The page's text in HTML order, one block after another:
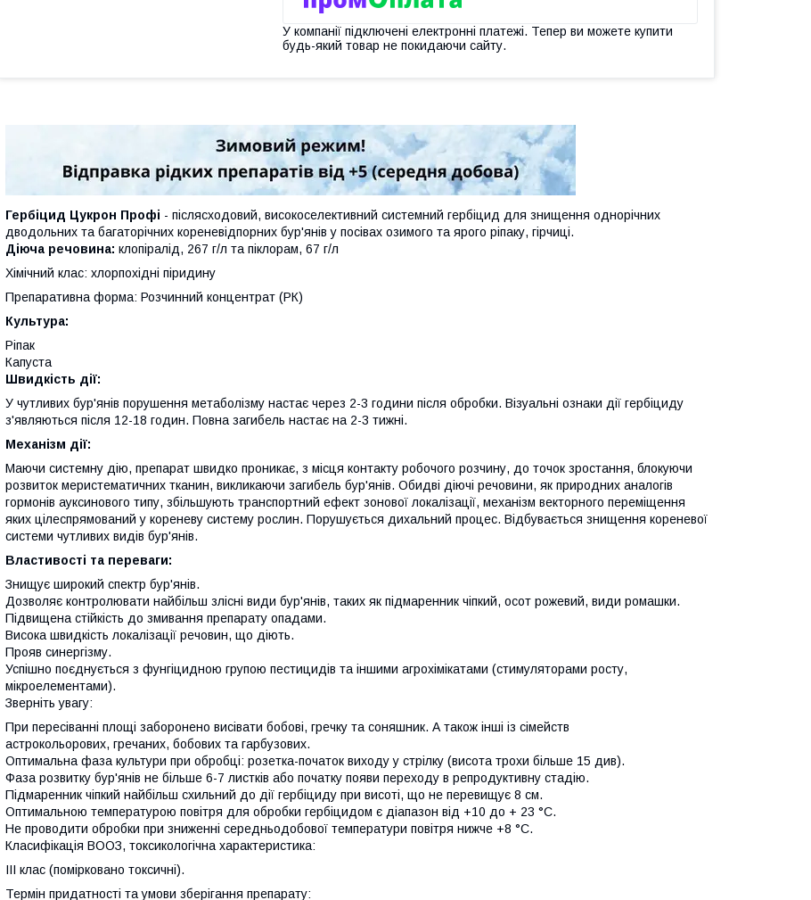
У компанії підключені електронні платежі. Тепер ви можете купити
будь-який товар не покидаючи сайту.
Гербіцид Цукрон Профі - післясходовий, високоселективний системний гербіцид для знищення однорічних
дводольних та багаторічних кореневідпорних бур'янів у посівах озимого та ярого ріпаку, гірчиці.
Діюча речовина: клопіралід, 267 г/л та піклорам, 67 г/л
Хімічний клас: хлорпохідні піридину
Препаративна форма: Розчинний концентрат (РК)
Культура:
Ріпак
Капуста
Швидкість дії:
У чутливих бур'янів порушення метаболізму настає через 2-3 години після обробки. Візуальні ознаки дії гербіциду
з'являються після 12-18 годин. Повна загибель настає на 2-3 тижні.
Механізм дії:
Маючи системну дію, препарат швидко проникає, з місця контакту робочого розчину, до точок зростання, блокуючи
розвиток меристематичних тканин, викликаючи загибель бур'янів. Обидві діючі речовини, як природних аналогів
гормонів ауксинового типу, збільшують транспортний ефект зонової локалізації, механізм векторного переміщення
яких цілеспрямований у кореневу систему рослин. Порушується дихальний процес. Відбувається знищення кореневої
системи чутливих видів бур'янів.
Властивості та переваги:
Знищує широкий спектр бур'янів.
Дозволяє контролювати найбільш злісні види бур'янів, таких як підмаренник чіпкий, осот рожевий, види ромашки.
Підвищена стійкість до змивання препарату опадами.
Висока швидкість локалізації речовин, що діють.
Прояв синергізму.
Успішно поєднується з фунгіцидною групою пестицидів та іншими агрохімікатами (стимуляторами росту,
мікроелементами).
Зверніть увагу:
При пересіванні площі заборонено висівати бобові, гречку та соняшник. А також інші із сімейств
астрокольорових, гречаних, бобових та гарбузових.
Оптимальна фаза культури при обробці: розетка-початок виходу у стрілку (висота трохи більше 15 див).
Фаза розвитку бур'янів не більше 6-7 листків або початку появи переходу в репродуктивну стадію.
Підмаренник чіпкий найбільш схильний до дії гербіциду при висоті, що не перевищує 8 см.
Оптимальною температурою повітря для обробки гербіцидом є діапазон від +10 до + 23 °С.
Не проводити обробки при зниженні середньодобової температури повітря нижче +8 °С.
Класифікація ВООЗ, токсикологічна характеристика:
ІІІ клас (помірковано токсичні).
Термін придатності та умови зберігання препарату: